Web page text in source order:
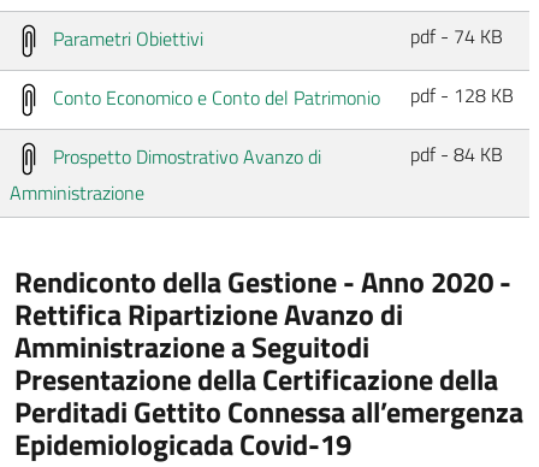
Parametri Obiettivi pdf - 74 KB
Conto Economico e Conto del Patrimonio pdf - 128 KB
Prospetto Dimostrativo Avanzo di
Amministrazione
pdf - 84 KB
Rendiconto della Gestione - Anno 2020 -
Rettifica Ripartizione Avanzo di
Amministrazione a Seguitodi
Presentazione della Certificazione della
Perditadi Gettito Connessa all’emergenza
Epidemiologicada Covid-19